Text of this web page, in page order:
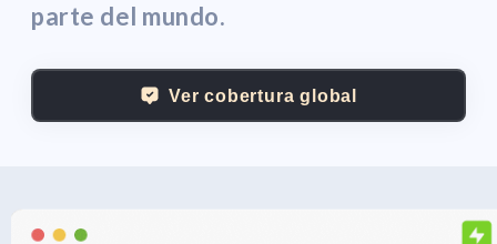
parte del mundo.
Ver cobertura global